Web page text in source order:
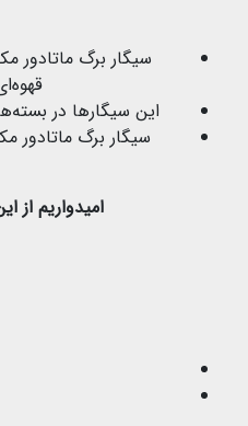
سیگار برگ ماتادور
این سیگارها در بسته‌های 25 عددی به فروش
سیگار برگ ماتادور
امیدواریم از